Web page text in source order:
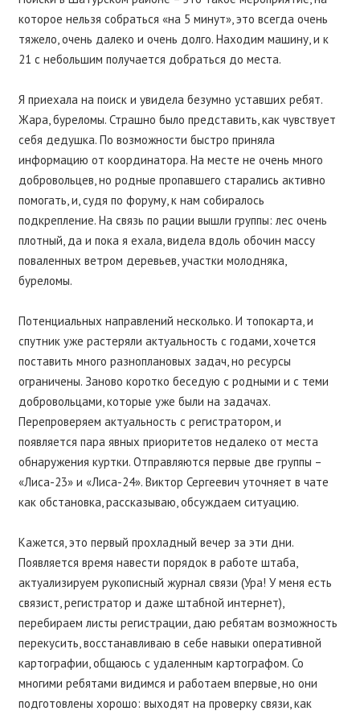
которое нельзя собраться «на 5 минут», это всегда очень
тяжело, очень далеко и очень долго. Находим машину, и к
21 с небольшим получается добраться до места.
Я приехала на поиск и увидела безумно уставших ребят.
Жара, буреломы. Страшно было представить, как чувствует
себя дедушка. По возможности быстро приняла
информацию от координатора. На месте не очень много
добровольцев, но родные пропавшего старались активно
помогать, и, судя по форуму, к нам собиралось
подкрепление. На связь по рации вышли группы: лес очень
плотный, да и пока я ехала, видела вдоль обочин массу
поваленных ветром деревьев, участки молодняка,
буреломы.
Потенциальных направлений несколько. И топокарта, и
спутник уже растеряли актуальность с годами, хочется
поставить много разноплановых задач, но ресурсы
ограничены. Заново коротко беседую с родными и с теми
добровольцами, которые уже были на задачах.
Перепроверяем актуальность с регистратором, и
появляется пара явных приоритетов недалеко от места
обнаружения куртки. Отправляются первые две группы –
«Лиса-23» и «Лиса-24». Виктор Сергеевич уточняет в чате
как обстановка, рассказываю, обсуждаем ситуацию.
Кажется, это первый прохладный вечер за эти дни.
Появляется время навести порядок в работе штаба,
актуализируем рукописный журнал связи (Ура! У меня есть
связист, регистратор и даже штабной интернет),
перебираем листы регистрации, даю ребятам возможность
перекусить, восстанавливаю в себе навыки оперативной
картографии, общаюсь с удаленным картографом. Со
многими ребятами видимся и работаем впервые, но они
подготовлены хорошо: выходят на проверку связи, как